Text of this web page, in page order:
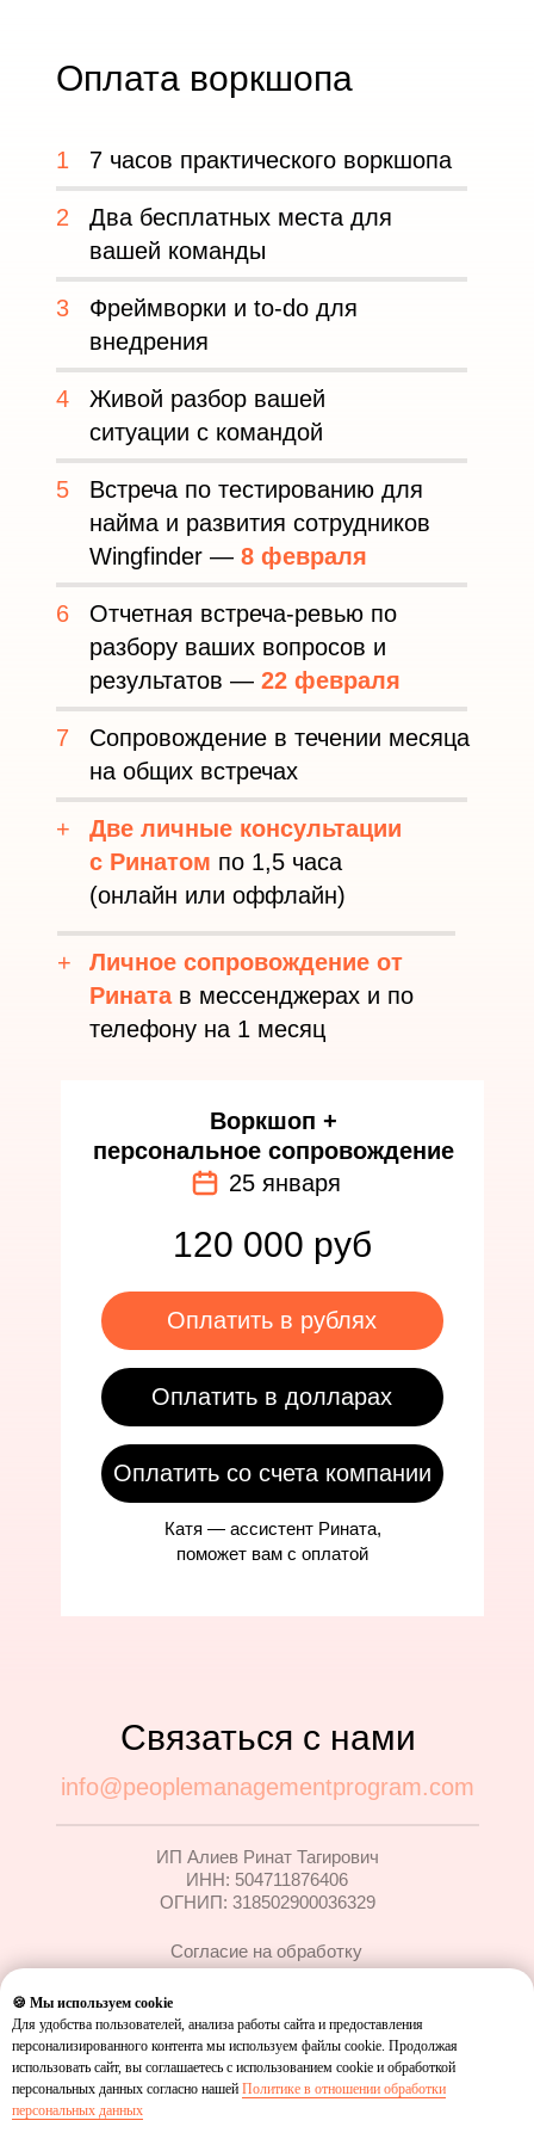
Оплата воркшопа
1 7 часов практического воркшопа
2
Два бесплатных места для
вашей команды
3
Фреймворки и to-do для
внедрения
4
Живой разбор вашей
ситуации с командой
5
Встреча по тестированию для
найма и развития сотрудников
Wingfinder — 8 февраля
Оплатить в рублях
Оплатить в долларах
120 000 руб
Катя — ассистент Рината,
поможет вам с оплатой
Оплатить со счета компании
6
+
Личное сопровождение от
Ринатав мессенджерах и по
телефону на 1 месяц
Отчетная встреча-ревью по
разбору ваших вопросов и
результатов — 22 февраля
Сопровождение в течении месяца
на общих встречах
7
25 января
Воркшоп +
персональное сопровождение
Две личные консультации
с Ринатом по 1,5 часа
(онлайн или оффлайн)
+
🍪 Мы используем cookie
Для удобства пользователей, анализа работы сайта и предоставления
персонализированного контента мы используем файлы cookie. Продолжая
использовать сайт, вы соглашаетесь с использованием cookie и обработкой
персональных данных согласно нашей Политике в отношении обработки
персональных данных
ИП Алиев Ринат Тагирович
ИНН: 504711876406
ОГНИП: 318502900036329
info@peoplemanagementprogram.com
Связаться с нами
Согласие на обработку
персональных данных
Согласие на рекламные и
Политика в отношении
обработки персональных
данных